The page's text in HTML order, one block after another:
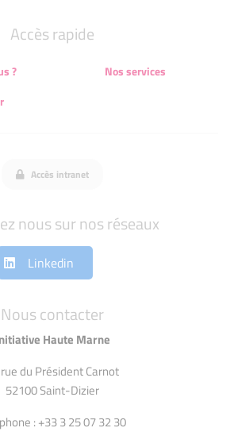
Nous contacter
Haute Marne
du Président Carnot
52100 Saint-Dizier
: +33 3 25 07 32 30
Accès rapide
?
Nos services
Accès intranet
nous sur nos réseaux
Linkedin